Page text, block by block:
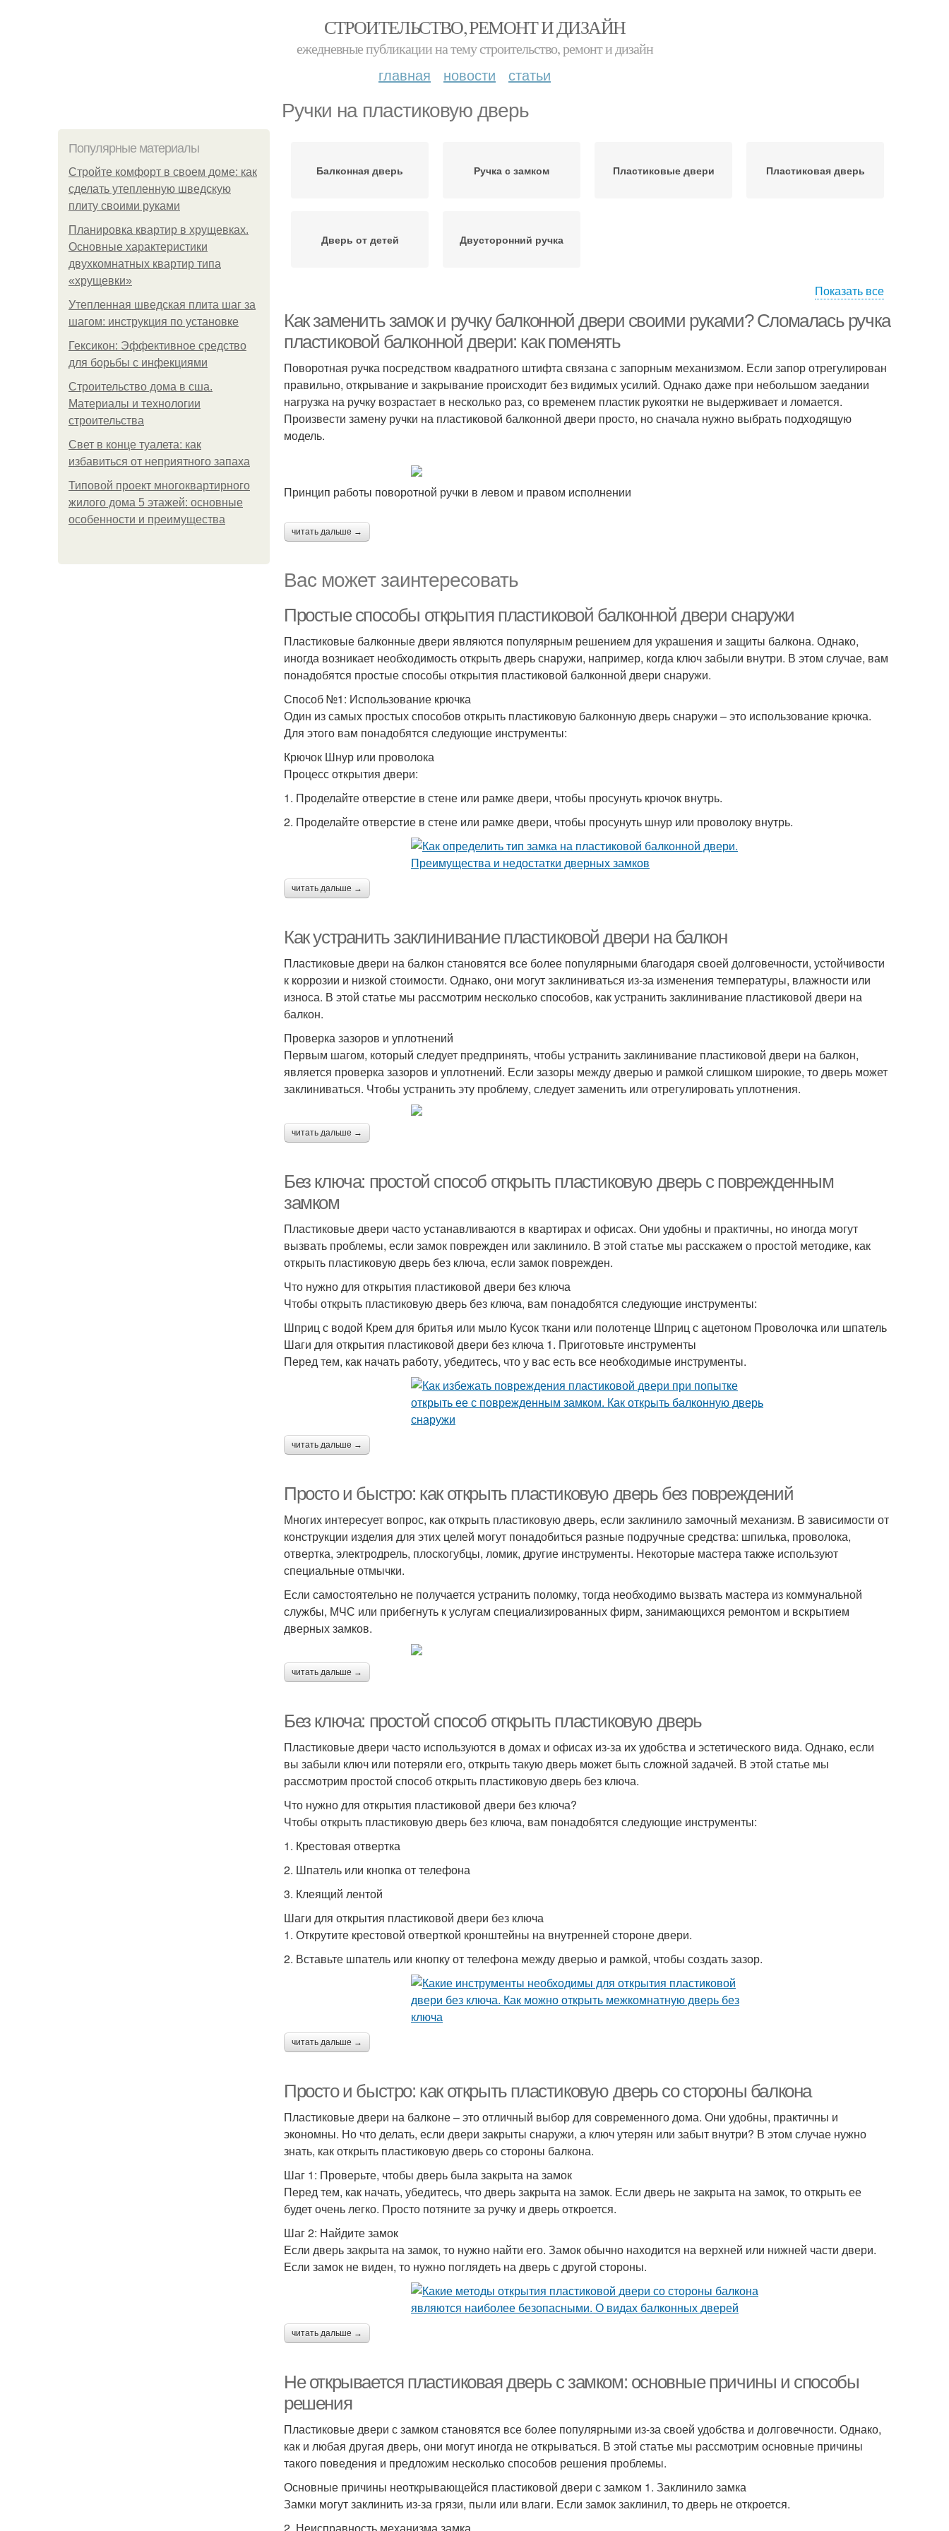
СТРОИТЕЛЬСТВО, РЕМОНТ И ДИЗАЙН
ежедневные публикации на тему строительство, ремонт и дизайн
главная новости статьи
Ручки на пластиковую дверь
Популярные материалы
Стройте комфорт в своем доме: как
сделать утепленную шведскую
плиту своими руками
Планировка квартир в хрущевках.
Основные характеристики
двухкомнатных квартир типа
«хрущевки»
Утепленная шведская плита шаг за
шагом: инструкция по установке
Гексикон: Эффективное средство
для борьбы с инфекциями
Строительство дома в сша.
Материалы и технологии
строительства
Свет в конце туалета: как
избавиться от неприятного запаха
Типовой проект многоквартирного
жилого дома 5 этажей: основные
особенности и преимущества
Балконная дверь Ручка с замком Пластиковые двери Пластиковая дверь
Дверь от детей Двусторонний ручка
Показать все
Как заменить замок и ручку балконной двери своими руками? Сломалась ручка
пластиковой балконной двери: как поменять
Поворотная ручка посредством квадратного штифта связана с запорным механизмом. Если запор отрегулирован
правильно, открывание и закрывание происходит без видимых усилий. Однако даже при небольшом заедании
нагрузка на ручку возрастает в несколько раз, со временем пластик рукоятки не выдерживает и ломается.
Произвести замену ручки на пластиковой балконной двери просто, но сначала нужно выбрать подходящую
модель.
Принцип работы поворотной ручки в левом и правом исполнении
читать дальше →
Вас может заинтересовать
Простые способы открытия пластиковой балконной двери снаружи
Пластиковые балконные двери являются популярным решением для украшения и защиты балкона. Однако,
иногда возникает необходимость открыть дверь снаружи, например, когда ключ забыли внутри. В этом случае, вам
понадобятся простые способы открытия пластиковой балконной двери снаружи.
Способ №1: Использование крючка
Один из самых простых способов открыть пластиковую балконную дверь снаружи – это использование крючка.
Для этого вам понадобятся следующие инструменты:
Крючок Шнур или проволока
Процесс открытия двери:
1. Проделайте отверстие в стене или рамке двери, чтобы просунуть крючок внутрь.
2. Проделайте отверстие в стене или рамке двери, чтобы просунуть шнур или проволоку внутрь.
читать дальше →
Как устранить заклинивание пластиковой двери на балкон
Пластиковые двери на балкон становятся все более популярными благодаря своей долговечности, устойчивости
к коррозии и низкой стоимости. Однако, они могут заклиниваться из-за изменения температуры, влажности или
износа. В этой статье мы рассмотрим несколько способов, как устранить заклинивание пластиковой двери на
балкон.
Проверка зазоров и уплотнений
Первым шагом, который следует предпринять, чтобы устранить заклинивание пластиковой двери на балкон,
является проверка зазоров и уплотнений. Если зазоры между дверью и рамкой слишком широкие, то дверь может
заклиниваться. Чтобы устранить эту проблему, следует заменить или отрегулировать уплотнения.
читать дальше →
Без ключа: простой способ открыть пластиковую дверь с поврежденным
замком
Пластиковые двери часто устанавливаются в квартирах и офисах. Они удобны и практичны, но иногда могут
вызвать проблемы, если замок поврежден или заклинило. В этой статье мы расскажем о простой методике, как
открыть пластиковую дверь без ключа, если замок поврежден.
Что нужно для открытия пластиковой двери без ключа
Чтобы открыть пластиковую дверь без ключа, вам понадобятся следующие инструменты:
Шприц с водой Крем для бритья или мыло Кусок ткани или полотенце Шприц с ацетоном Проволочка или шпатель
Шаги для открытия пластиковой двери без ключа 1. Приготовьте инструменты
Перед тем, как начать работу, убедитесь, что у вас есть все необходимые инструменты.
читать дальше →
Просто и быстро: как открыть пластиковую дверь без повреждений
Многих интересует вопрос, как открыть пластиковую дверь, если заклинило замочный механизм. В зависимости от
конструкции изделия для этих целей могут понадобиться разные подручные средства: шпилька, проволока,
отвертка, электродрель, плоскогубцы, ломик, другие инструменты. Некоторые мастера также используют
специальные отмычки.
Если самостоятельно не получается устранить поломку, тогда необходимо вызвать мастера из коммунальной
службы, МЧС или прибегнуть к услугам специализированных фирм, занимающихся ремонтом и вскрытием
дверных замков.
читать дальше →
Без ключа: простой способ открыть пластиковую дверь
Пластиковые двери часто используются в домах и офисах из-за их удобства и эстетического вида. Однако, если
вы забыли ключ или потеряли его, открыть такую дверь может быть сложной задачей. В этой статье мы
рассмотрим простой способ открыть пластиковую дверь без ключа.
Что нужно для открытия пластиковой двери без ключа?
Чтобы открыть пластиковую дверь без ключа, вам понадобятся следующие инструменты:
1. Крестовая отвертка
2. Шпатель или кнопка от телефона
3. Клеящий лентой
Шаги для открытия пластиковой двери без ключа
1. Открутите крестовой отверткой кронштейны на внутренней стороне двери.
2. Вставьте шпатель или кнопку от телефона между дверью и рамкой, чтобы создать зазор.
читать дальше →
Просто и быстро: как открыть пластиковую дверь со стороны балкона
Пластиковые двери на балконе – это отличный выбор для современного дома. Они удобны, практичны и
экономны. Но что делать, если двери закрыты снаружи, а ключ утерян или забыт внутри? В этом случае нужно
знать, как открыть пластиковую дверь со стороны балкона.
Шаг 1: Проверьте, чтобы дверь была закрыта на замок
Перед тем, как начать, убедитесь, что дверь закрыта на замок. Если дверь не закрыта на замок, то открыть ее
будет очень легко. Просто потяните за ручку и дверь откроется.
Шаг 2: Найдите замок
Если дверь закрыта на замок, то нужно найти его. Замок обычно находится на верхней или нижней части двери.
Если замок не виден, то нужно поглядеть на дверь с другой стороны.
читать дальше →
Не открывается пластиковая дверь с замком: основные причины и способы
решения
Пластиковые двери с замком становятся все более популярными из-за своей удобства и долговечности. Однако,
как и любая другая дверь, они могут иногда не открываться. В этой статье мы рассмотрим основные причины
такого поведения и предложим несколько способов решения проблемы.
Основные причины неоткрывающейся пластиковой двери с замком 1. Заклинило замка
Замки могут заклинить из-за грязи, пыли или влаги. Если замок заклинил, то дверь не откроется.